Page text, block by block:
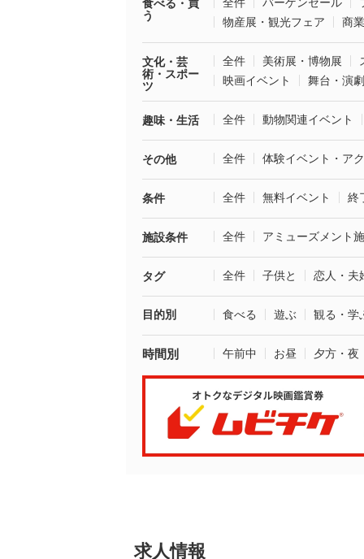
食べる・買
う
物産展・観光フェア
商
文化・芸
術・スポー
ツ
全件 美術展・博物展
映画イベント
舞台・演劇
趣味・生活 全件 動物関連イベント
その他 全件 体験イベント・ア
条件 全件 無料イベント 終
施設条件 全件 アミューズメント
タグ 全件 子供と 恋人・夫
目的別 食べる 遊ぶ 観る・学
時間別 午前中 お昼 夕方・夜
求人情報